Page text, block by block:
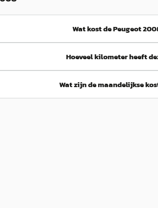
Wat kost de Peugeot
Hoeveel kilometer heeft
Wat zijn de maandelijkse